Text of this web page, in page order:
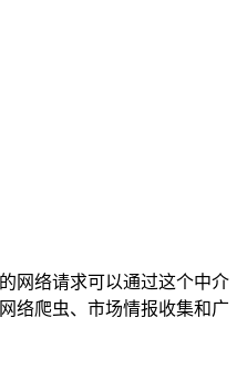
网络请求可以通过这个中介
络爬虫、市场情报收集和广